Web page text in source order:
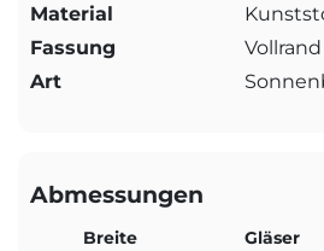
Material
Fassung
Vollrand
Art
Abmessungen
Breite Gläser